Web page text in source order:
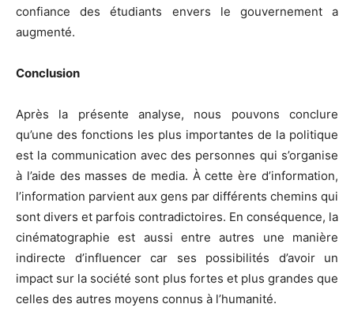
confiance des étudiants envers le gouvernement a
augmenté.
Conclusion
Après la présente analyse, nous pouvons conclure
qu’une des fonctions les plus importantes de la politique
est la communication avec des personnes qui s’organise
à l’aide des masses de media. À cette ère d’information,
l’information parvient aux gens par différents chemins qui
sont divers et parfois contradictoires. En conséquence, la
cinématographie est aussi entre autres une manière
indirecte d’influencer car ses possibilités d’avoir un
impact sur la société sont plus fortes et plus grandes que
celles des autres moyens connus à l’humanité.